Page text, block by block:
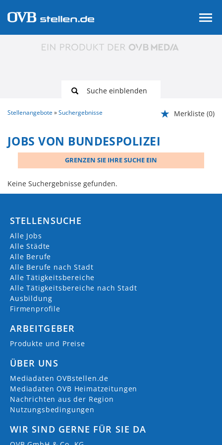
Suche einblenden
Stellenangebote Suchergebnisse Merkliste (0)
JOBS VON BUNDESPOLIZEI
GRENZEN SIE IHRE SUCHE EIN
Keine Suchergebnisse gefunden.
STELLENSUCHE
Alle Jobs
Alle Städte
Alle Berufe
Alle Berufe nach Stadt
Alle Tätigkeitsbereiche
Alle Tätigkeitsbereiche nach Stadt
Ausbildung
Firmenprofile
ARBEITGEBER
Produkte und Preise
ÜBER UNS
Mediadaten OVBstellen.de
Mediadaten OVB Heimatzeitungen
Nachrichten aus der Region
Nutzungsbedingungen
WIR SIND GERNE FÜR SIE DA